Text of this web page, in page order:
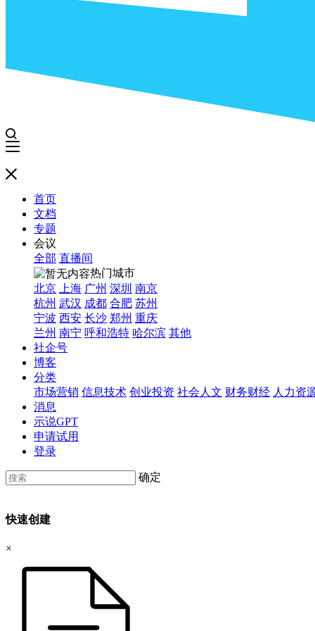
首页
文档
专题
会议
全部 直播间
热门城市
北京
上海 广州 深圳 南京
杭州 武汉 成都 合肥 苏州
宁波 西安 长沙 郑州 重庆
兰州 南宁 呼和浩特 哈尔滨 其他
社企号
博客
分类
市场营销 信息技术 创业投资 社会人文 财务财经 人力资
消息
示说GPT
申请试用
登录
确定
快速创建
×